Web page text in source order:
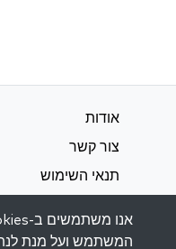
אודות
צור קשר
תנאי השימוש
המשתמש ועל מנת